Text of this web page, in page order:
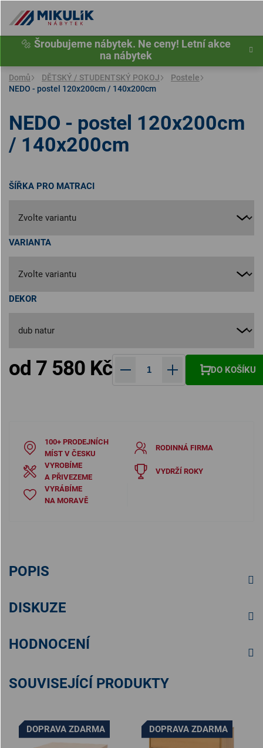
obsah
🔩 Šroubujeme nábytek. Ne ceny! Letní akce
na nábytek
Domů DĚTSKÝ / STUDENTSKÝ POKOJ
Postele
NEDO - postel 120x200cm / 140x200cm
ŠÍŘKA PRO MATRACI
VARIANTA
DEKOR
od 7 580 Kč DO KOŠÍKU
NEDO - postel 120x200cm
/ 140x200cm
100+ PRODEJNÍCH
MÍST V ČESKU
RODINNÁ FIRMA
VYROBÍME
A PŘIVEZEME
VYDRŽÍ ROKY
VYRÁBÍME
NA MORAVĚ
POPIS
DISKUZE
HODNOCENÍ
SOUVISEJÍCÍ PRODUKTY
DOPRAVA ZDARMA DOPRAVA ZDARMA